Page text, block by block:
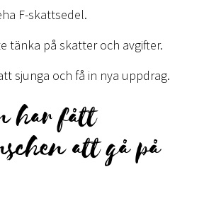
F-skattsedel.
tänka på skatter och avgifter.
sjunga och få in nya uppdrag.
har fått
att gå på